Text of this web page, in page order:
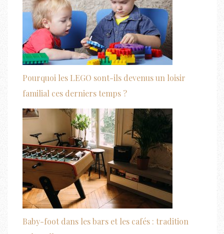
Pourquoi les LEGO sont-ils devenus un loisir
familial ces derniers temps ?
Baby-foot dans les bars et les cafés : tradition